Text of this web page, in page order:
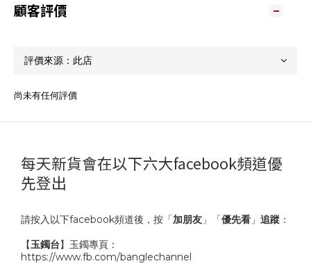
顧客評價
尚未有任何評價
每天新貨會在以下六大facebook頻道優
先登出
請按入以下facebook頻道後，按「加朋友 」「優先看 」 追蹤 ：
【玉鐲台】玉鐲專頁：
https://www.fb.com/banglechannel